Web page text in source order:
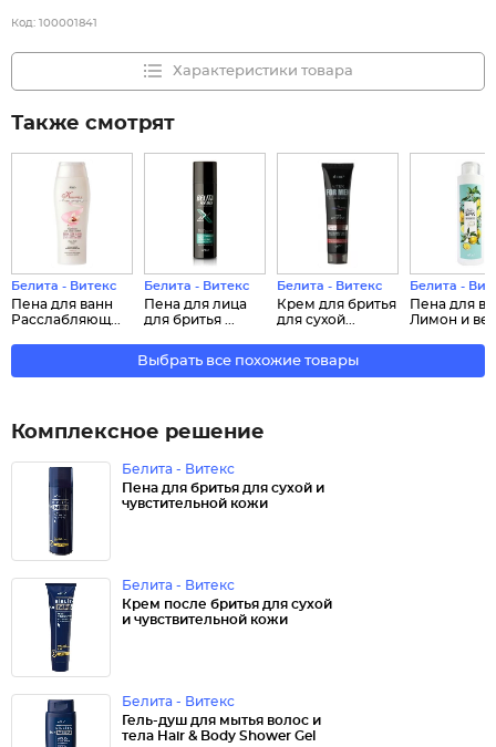
Код: 100001841
Характеристики товара
Также смотрят
Белита - Витекс
Пена для ванн
Расслабляющ...
Белита - Витекс
Пена для лица
для бритья ...
Белита - Витекс
Крем для бритья
для сухой...
Белита -
Пена для
Лимон и
Выбрать все похожие товары
Комплексное решение
Белита - Витекс
Пена для бритья для сухой и
чувстительной кожи
Белита - Витекс
Крем после бритья для сухой
и чувствительной кожи
Белита - Витекс
Гель-душ для мытья волос и
тела Hair & Body Shower Gel